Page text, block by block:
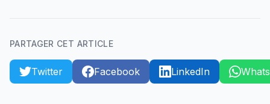
PARTAGER CET ARTICLE
Twitter Facebook LinkedIn